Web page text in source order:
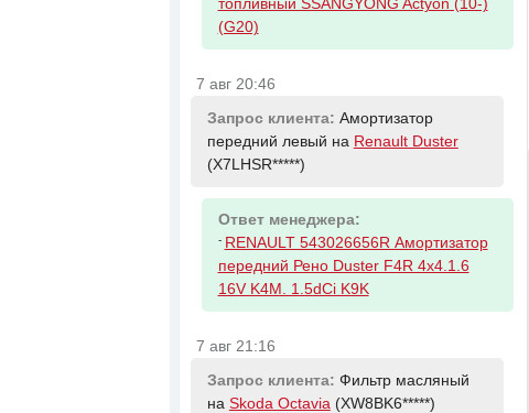
топливный SSANGYONG Actyon (10-)
(G20)
7 авг 20:46
Запрос клиента: Амортизатор
передний левый на Renault Duster
(X7LHSR*****)
Ответ менеджера:
- RENAULT 543026656R Амортизатор
передний Рено Duster F4R 4x4.1.6
16V K4M. 1.5dCi K9K
7 авг 21:16
Запрос клиента: Фильтр масляный
на Skoda Octavia (XW8BK6*****)